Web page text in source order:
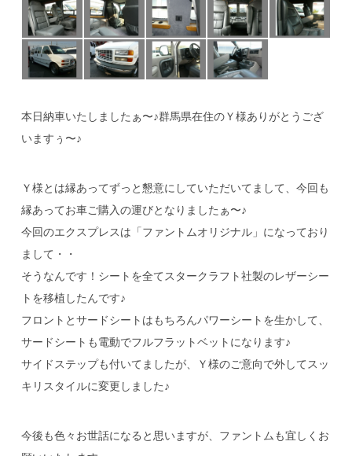
本日納車いたしましたぁ〜♪群馬県在住のＹ様ありがとうござ
いますぅ〜♪
Ｙ様とは縁あってずっと懇意にしていただいてまして、今回も
縁あってお車ご購入の運びとなりましたぁ〜♪
今回のエクスプレスは「ファントムオリジナル」になっており
まして・・
そうなんです！シートを全てスタークラフト社製のレザーシー
トを移植したんです♪
フロントとサードシートはもちろんパワーシートを生かして、
サードシートも電動でフルフラットベットになります♪
サイドステップも付いてましたが、Ｙ様のご意向で外してスッ
キリスタイルに変更しました♪
今後も色々お世話になると思いますが、ファントムも宜しくお